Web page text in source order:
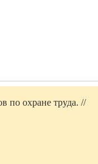
по охране труда. //